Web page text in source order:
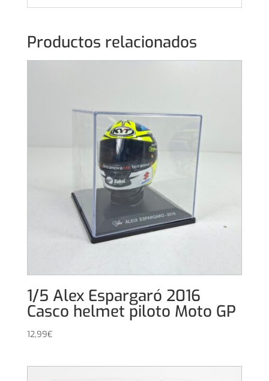
Productos relacionados
1/5 Alex Espargaró 2016
Casco helmet piloto Moto GP
12,99€